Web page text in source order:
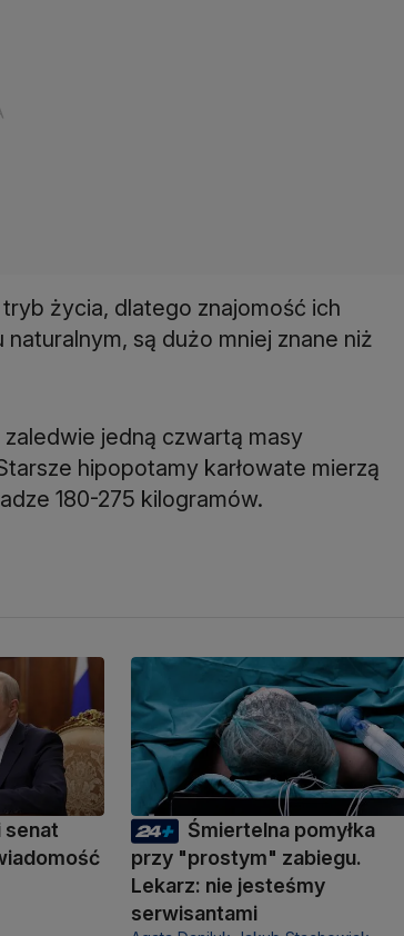
życia, dlatego znajomość ich
są dużo mniej znane niż
jedną czwartą masy
hipopotamy karłowate mierzą
180-275 kilogramów.
senat
Śmiertelna pomyłka
przy "prostym" zabiegu.
Lekarz: nie jesteśmy
serwisantami